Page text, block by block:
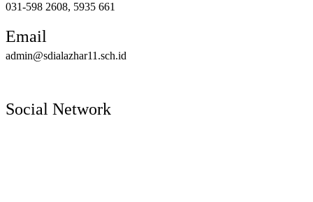
031-598 2608, 5935 661
Email
admin@sdialazhar11.sch.id
Social Network